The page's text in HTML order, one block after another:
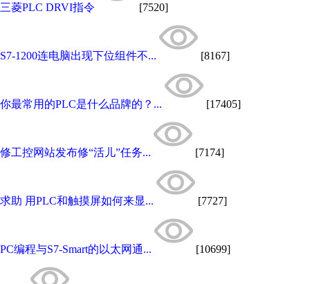
三菱PLC DRVI指令 [7520]
S7-1200连电脑出现下位组件不... [8167]
你最常用的PLC是什么品牌的？... [17405]
修工控网站发布修“活儿”任务... [7174]
求助 用PLC和触摸屏如何来显... [7727]
PC编程与S7-Smart的以太网通... [10699]